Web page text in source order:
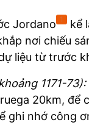
Jordano 1 kể
nơi chiếu
liệu từ trước
1171-73):
20km,
ghi nhớ